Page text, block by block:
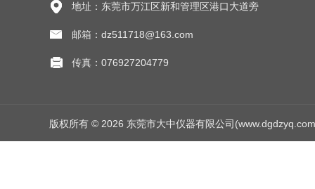
地址：东莞市万江区新和管理区港口大道旁
邮箱：dz511718@163.com
传真：076927204779
版权所有 © 2026 东莞市大中仪器有限公司